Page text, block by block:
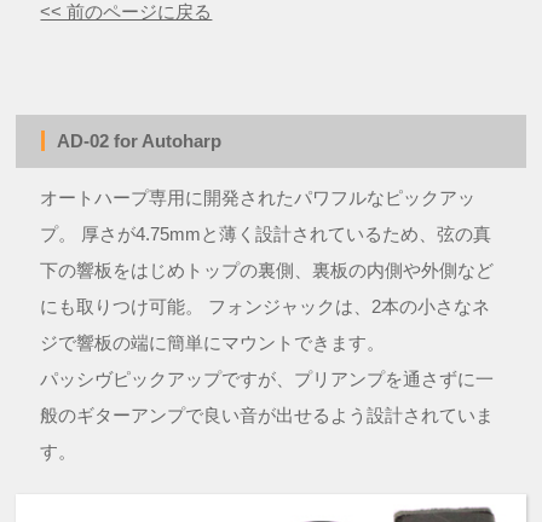
<< 前のページに戻る
AD-02 for Autoharp
オートハープ専用に開発されたパワフルなピックアッ
プ。 厚さが4.75mmと薄く設計されているため、弦の真
下の響板をはじめトップの裏側、裏板の内側や外側など
にも取りつけ可能。 フォンジャックは、2本の小さなネ
ジで響板の端に簡単にマウントできます。
パッシヴピックアップですが、プリアンプを通さずに一
般のギターアンプで良い音が出せるよう設計されていま
す。